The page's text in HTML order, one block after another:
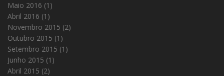
Maio 2016 (1)
Abril 2016 (1)
Novembro 2015 (2)
Outubro 2015 (1)
Setembro 2015 (1)
Junho 2015 (1)
Abril 2015 (2)